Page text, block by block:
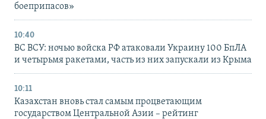
боеприпасов»
10:40
ВС ВСУ: ночью войска РФ атаковали Украину 100 БпЛА
и четырьмя ракетами, часть из них запускали из Крыма
10:11
Казахстан вновь стал самым процветающим
государством Центральной Азии – рейтинг